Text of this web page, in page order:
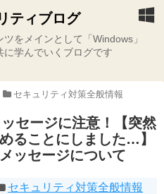
ティブログ
をメインとして「Windows」
学んでいくブログです
セキュリティ対策全般情報
セージに注意！【突然
ることにしました…】
ッセージについて
セキュリティ対策全般情報